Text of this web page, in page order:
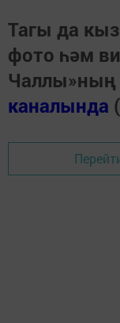
Тагы да
фото һәм
Чаллы»ның
каналында